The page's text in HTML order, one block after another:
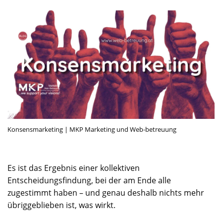
Konsensmarketing | MKP Marketing und Web-betreuung
Es ist das Ergebnis einer kollektiven
Entscheidungsfindung, bei der am Ende alle
zugestimmt haben – und genau deshalb nichts mehr
übriggeblieben ist, was wirkt.